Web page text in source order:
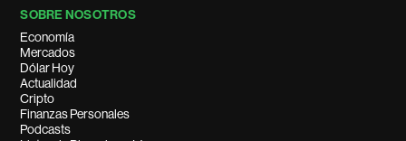
SOBRE NOSOTROS
Economía
Mercados
Dólar Hoy
Actualidad
Cripto
Finanzas Personales
Podcasts